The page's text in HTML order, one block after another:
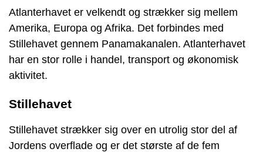
Atlanterhavet er velkendt og strækker sig mellem
Amerika, Europa og Afrika. Det forbindes med
Stillehavet gennem Panamakanalen. Atlanterhavet
har en stor rolle i handel, transport og økonomisk
aktivitet.
Stillehavet
Stillehavet strækker sig over en utrolig stor del af
Jordens overflade og er det største af de fem